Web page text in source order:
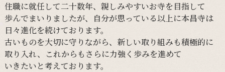
住職に就任して二十数年、 親しみやすいお寺を目指して
歩んでまいりましたが、 自分が思っている以上に本昌寺は
日々進化を続けております。
古いものを大切に守りながら、 新しい取り組みも積極的に
取り入れ、
これからも さらに力強く 歩みを進めて
いきたいと考えております。